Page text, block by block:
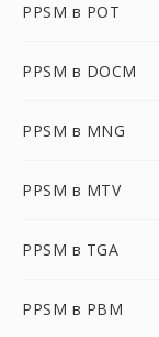
PPSM в POT
PPSM в DOCM
PPSM в MNG
PPSM в MTV
PPSM в TGA
PPSM в PBM